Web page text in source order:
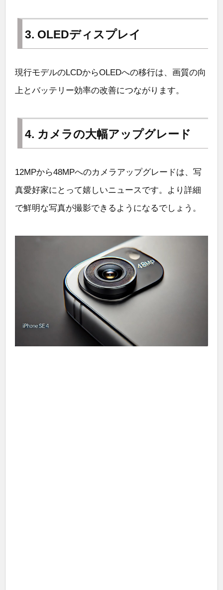
3. OLEDディスプレイ
現行モデルのLCDからOLEDへの移行は、画質の向
上とバッテリー効率の改善につながります。
4. カメラの大幅アップグレード
12MPから48MPへのカメラアップグレードは、写
真愛好家にとって嬉しいニュースです。より詳細
で鮮明な写真が撮影できるようになるでしょう。